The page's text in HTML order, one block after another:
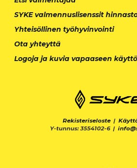
SYKE valmennuslisenssit
Yhteisöllinen työhyvinvointi
Ota yhteyttä
Logoja ja kuvia vapaaseen
Rekisteriseloste |
Y-tunnus: 3554102-6 |